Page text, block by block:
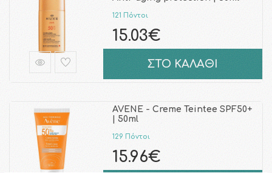
121 Πόντοι
15.03€
ΣΤΟ ΚΑΛΑΘΙ
AVENE - Creme Teintee SPF50+
| 50ml
129 Πόντοι
15.96€